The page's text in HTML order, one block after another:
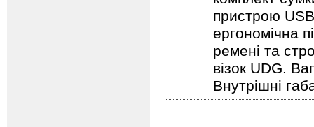
пристрою
ергономічна
ремені та
візок UDG.
Внутрішні